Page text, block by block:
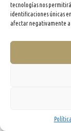
tecnologías nos
identificaciones únicas
afectar negativamente a
info@evooleum.com